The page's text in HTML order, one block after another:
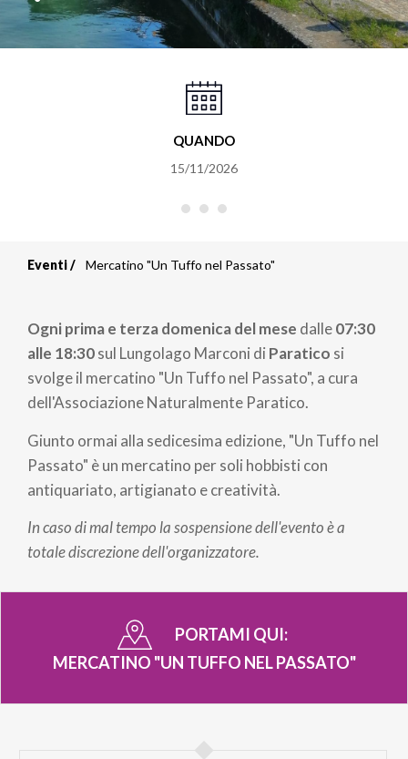
QUANDO
15/11/2026
di
pane
Eventi Mercatino "Un Tuffo nel Passato"
Ogni prima e terza domenica del mese dalle07:30
alle 18:30sul Lungolago Marconi di Paratico si
svolge il mercatino "Un Tuffo nel Passato", a cura
dell'Associazione Naturalmente Paratico.
Giunto ormai alla sedicesima edizione, "Un Tuffo nel
Passato" è un mercatino per soli hobbisti con
antiquariato, artigianato e creatività.
In caso di mal tempo la sospensione dell'evento è a
totale discrezione dell'organizzatore.
PORTAMI QUI:
MERCATINO "UN TUFFO NEL PASSATO"